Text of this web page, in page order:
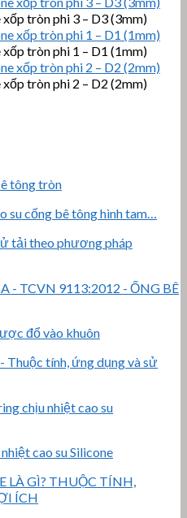
tròn phi 3 – D3 (3mm)
tròn phi 1 – D1 (1mm)
tròn phi 2 – D2 (2mm)
su cống bê tông hình tam…
- TCVN 9113:2012 - ỐNG BÊ
Thuộc tính, ứng dụng và sử
cao su Silicone